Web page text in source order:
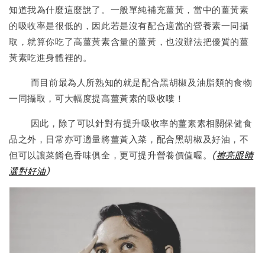
知道我為什麼這麼說了。一般單純補充薑黃，當中的薑黃素
的吸收率是很低的，因此若是沒有配合適當的營養素一同攝
取，就算你吃了高薑黃素含量的薑黃，也沒辦法把優質的薑
黃素吃進身體裡的。
而目前最為人所熟知的就是配合黑胡椒及油脂類的食物
一同攝取，可大幅度提高薑黃素的吸收嘍！
因此，除了可以針對有提升吸收率的薑素素相關保健食
品之外，日常亦可適量將薑黃入菜，配合黑胡椒及好油，不
但可以讓菜餚色香味俱全，更可提升營養價值喔。 (擦亮眼睛
選對好油)